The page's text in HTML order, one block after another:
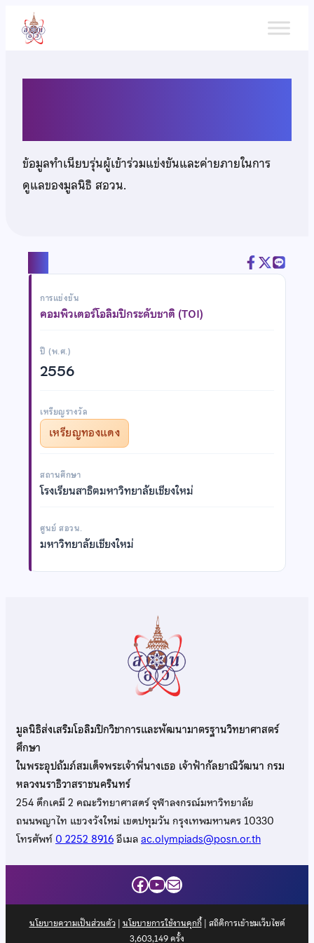
เนื้อหา
ข้อมูลทำเนียบรุ่นผู้เข้าร่วมแข่งขันและค่ายภายในการ
ดูแลของมูลนิธิ สอวน.
การแข่งขัน
คอมพิวเตอร์โอลิมปิกระดับชาติ (TOI)
ปี (พ.ศ.)
2556
เหรียญรางวัล
เหรียญทองแดง
สถานศึกษา
โรงเรียนสาธิตมหาวิทยาลัยเชียงใหม่
ศูนย์ สอวน.
มหาวิทยาลัยเชียงใหม่
มูลนิธิส่งเสริมโอลิมปิกวิชาการและพัฒนามาตรฐานวิทยาศาสตร์
ศึกษา
ในพระอุปถัมภ์สมเด็จพระเจ้าพี่นางเธอ เจ้าฟ้ากัลยาณิวัฒนา กรม
หลวงนราธิวาสราชนครินทร์
254 ตึกเคมี 2 คณะวิทยาศาสตร์ จุฬาลงกรณ์มหาวิทยาลัย
ถนนพญาไท แขวงวังใหม่ เขตปทุมวัน กรุงเทพมหานคร 10330
โทรศัพท์0 2252 8916อีเมลac.olympiads@posn.or.th
Facebook
YouTube
Mail
นโยบายความเป็นส่วนตัว| นโยบายการใช้งานคุกกี้| สถิติการเข้าชมเว็บไซต์
3,603,149ครั้ง